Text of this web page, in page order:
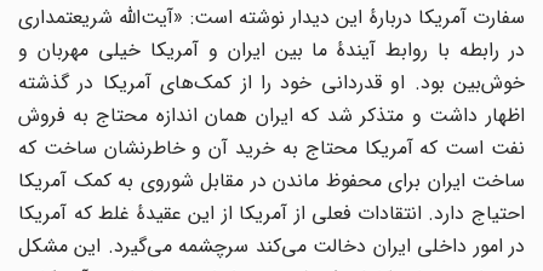
سفارت آمریکا دربارهٔ این دیدار نوشته است: «آیت‌الله شریعتمداری
در رابطه با روابط آیندهٔ ما بین ایران و آمریکا خیلی مهربان و
خوش‌بین بود. او قدردانی خود را از کمک‌های آمریکا در گذشته
اظهار داشت و متذکر شد که ایران همان اندازه محتاج به فروش
نفت است که آمریکا محتاج به خرید آن و خاطرنشان ساخت که
ساخت ایران برای محفوظ ماندن در مقابل شوروی به کمک آمریکا
احتیاج دارد. انتقادات فعلی از آمریکا از این عقیدهٔ غلط که آمریکا
در امور داخلی ایران دخالت می‌کند سرچشمه می‌گیرد. این مشکل